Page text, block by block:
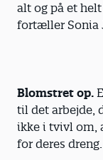
alt og på et
fortæller Sonia
Blomstret op.
til det arbejde,
ikke i tvivl om,
for deres dreng.